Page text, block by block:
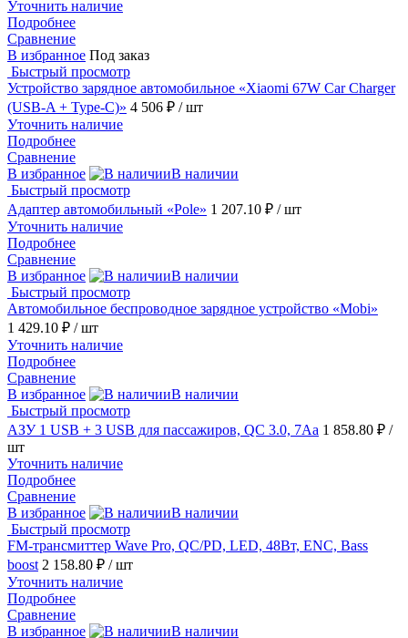
Уточнить наличие
Подробнее
Сравнение
В избранное Под заказ
Быстрый просмотр
Устройство зарядное автомобильное «Xiaomi 67W Car Charger
(USB-A + Type-C)» 4 506 ₽ / шт
Уточнить наличие
Подробнее
Сравнение
В избранное
В наличии
Быстрый просмотр
Адаптер автомобильный «Pole» 1 207.10 ₽ / шт
Уточнить наличие
Подробнее
Сравнение
В избранное
В наличии
Быстрый просмотр
Автомобильное беспроводное зарядное устройство «Mobi»
1 429.10 ₽ / шт
Уточнить наличие
Подробнее
Сравнение
В избранное
В наличии
Быстрый просмотр
АЗУ 1 USB + 3 USB для пассажиров, QC 3.0, 7Аa 1 858.80 ₽ /
шт
Уточнить наличие
Подробнее
Сравнение
В избранное
В наличии
Быстрый просмотр
FM-трансмиттер Wave Pro, QC/PD, LED, 48Вт, ENC, Bass
boost 2 158.80 ₽ / шт
Уточнить наличие
Подробнее
Сравнение
В избранное
В наличии